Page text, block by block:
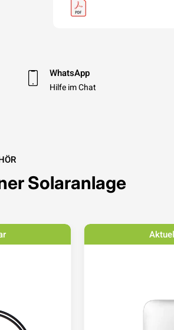
WhatsApp
Hilfe im Chat
Solaranlage